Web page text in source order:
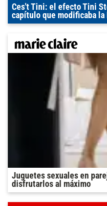
Ces't Tini: el efecto Tini
capítulo que modificaba la
Juguetes sexuales en
disfrutarlos al máximo